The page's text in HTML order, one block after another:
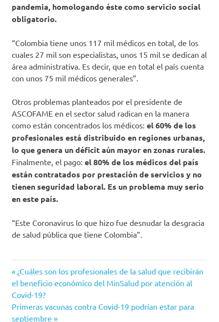
pandemia, homologando éste como servicio social
obligatorio.
“Colombia tiene unos 117 mil médicos en total, de los
cuales 27 mil son especialistas, unos 15 mil se dedican al
área administrativa. Es decir, que en total el país cuenta
con unos 75 mil médicos generales”.
Otros problemas planteados por el presidente de
ASCOFAME en el sector salud radican en la manera
como están concentrados los médicos: el 60% de los
profesionales está distribuido en regiones urbanas,
lo que genera un déficit aún mayor en zonas rurales.
Finalmente, el pago: el 80% de los médicos del país
están contratados por prestación de servicios y no
tienen seguridad laboral. Es un problema muy serio
en este país.
“Este Coronavirus lo que hizo fue desnudar la desgracia
de salud pública que tiene Colombia”.
colombia
Contingencia
COVID-
Navegación
de
entradas
Entrada
anterior:
¿Cuáles son los profesionales de la salud que recibirán
el beneficio económico del MinSalud por atención al
Covid-19?
Siguiente
entrada:
Primeras vacunas contra Covid-19 podrían estar para
septiembre